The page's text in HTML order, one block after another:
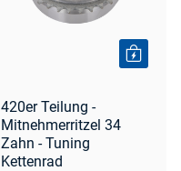
420er Teilung -
Mitnehmerritzel 34
Zahn - Tuning
Kettenrad